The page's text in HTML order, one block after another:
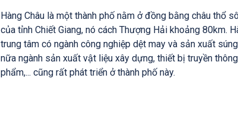
Hàng Châu là một thành phố nằm ở đồng bằng châu thổ
của tỉnh Chiết Giang, nó cách Thượng Hải khoảng 80km.
trung tâm có ngành công nghiệp dệt may và sản xuất
nữa ngành sản xuất vật liệu xây dựng, thiết bị truyền
phẩm,... cũng rất phát triển ở thành phố này.